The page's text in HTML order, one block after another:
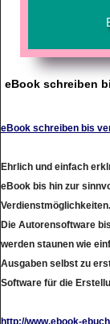
eBook schreiben
eBook schreiben bis
Ehrlich und einfach
eBook bis hin zur
Die Autorensoftware
werden staunen wie
Ausgaben selbst zu
Software für die
http://www.ebook-